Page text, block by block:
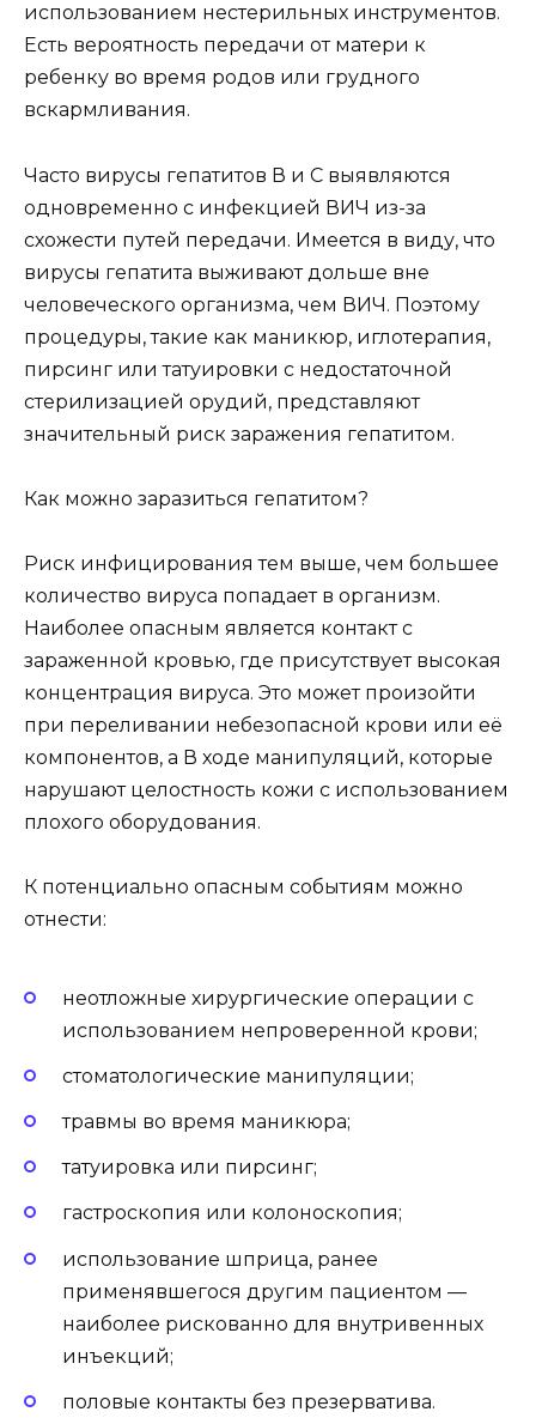
использованием нестерильных инструментов.
Есть вероятность передачи от матери к
ребенку во время родов или грудного
вскармливания.
Часто вирусы гепатитов В и С выявляются
одновременно с инфекцией ВИЧ из-за
схожести путей передачи. Имеется в виду, что
вирусы гепатита выживают дольше вне
человеческого организма, чем ВИЧ. Поэтому
процедуры, такие как маникюр, иглотерапия,
пирсинг или татуировки с недостаточной
стерилизацией орудий, представляют
значительный риск заражения гепатитом.
Как можно заразиться гепатитом?
Риск инфицирования тем выше, чем большее
количество вируса попадает в организм.
Наиболее опасным является контакт с
зараженной кровью, где присутствует высокая
концентрация вируса. Это может произойти
при переливании небезопасной крови или её
компонентов, а В ходе манипуляций, которые
нарушают целостность кожи с использованием
плохого оборудования.
К потенциально опасным событиям можно
отнести:
неотложные хирургические операции с
использованием непроверенной крови;
стоматологические манипуляции;
травмы во время маникюра;
татуировка или пирсинг;
гастроскопия или колоноскопия;
использование шприца, ранее
применявшегося другим пациентом —
наиболее рискованно для внутривенных
инъекций;
половые контакты без презерватива.